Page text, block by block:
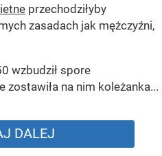
przechodziłyby
zasadach jak mężczyźni,
wzbudził spore
zostawiła na nim koleżanka...
DALEJ